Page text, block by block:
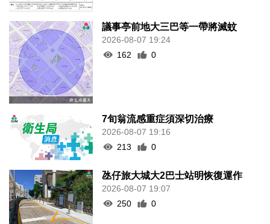
議事亭前地大三巴等一帶將滅蚊
2026-08-07 19:24
162
0
7旬翁流感重症須深切治療
2026-08-07 19:16
213
0
氹仔旅大城大2巴士站明恢復運作
2026-08-07 19:07
250
0